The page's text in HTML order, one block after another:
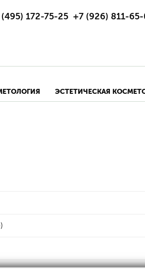
172-75-25 +7 (926) 811-
ЭСТЕТИЧЕСКАЯ